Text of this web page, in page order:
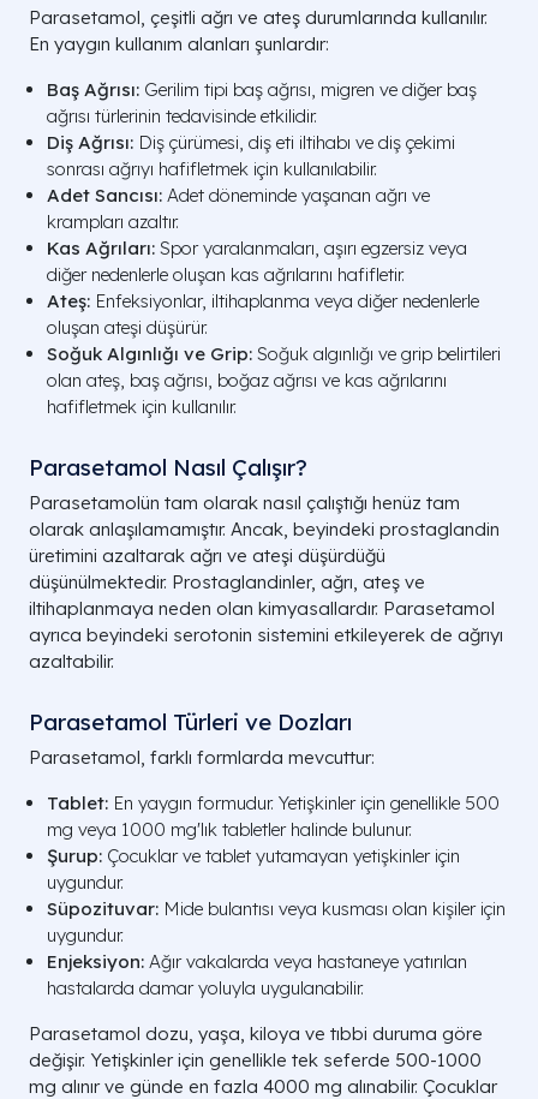
Parasetamol, çeşitli ağrı ve ateş durumlarında kullanılır.
En yaygın kullanım alanları şunlardır:
Baş Ağrısı: Gerilim tipi baş ağrısı, migren ve diğer baş
ağrısı türlerinin tedavisinde etkilidir.
Diş Ağrısı: Diş çürümesi, diş eti iltihabı ve diş çekimi
sonrası ağrıyı hafifletmek için kullanılabilir.
Adet Sancısı: Adet döneminde yaşanan ağrı ve
krampları azaltır.
Kas Ağrıları: Spor yaralanmaları, aşırı egzersiz veya
diğer nedenlerle oluşan kas ağrılarını hafifletir.
Ateş: Enfeksiyonlar, iltihaplanma veya diğer nedenlerle
oluşan ateşi düşürür.
Soğuk Algınlığı ve Grip: Soğuk algınlığı ve grip belirtileri
olan ateş, baş ağrısı, boğaz ağrısı ve kas ağrılarını
hafifletmek için kullanılır.
Parasetamol Nasıl Çalışır?
Parasetamolün tam olarak nasıl çalıştığı henüz tam
olarak anlaşılamamıştır. Ancak, beyindeki prostaglandin
üretimini azaltarak ağrı ve ateşi düşürdüğü
düşünülmektedir. Prostaglandinler, ağrı, ateş ve
iltihaplanmaya neden olan kimyasallardır. Parasetamol
ayrıca beyindeki serotonin sistemini etkileyerek de ağrıyı
azaltabilir.
Parasetamol Türleri ve Dozları
Parasetamol, farklı formlarda mevcuttur:
Tablet: En yaygın formudur. Yetişkinler için genellikle 500
mg veya 1000 mg'lık tabletler halinde bulunur.
Şurup: Çocuklar ve tablet yutamayan yetişkinler için
uygundur.
Süpozituvar: Mide bulantısı veya kusması olan kişiler için
uygundur.
Enjeksiyon: Ağır vakalarda veya hastaneye yatırılan
hastalarda damar yoluyla uygulanabilir.
Parasetamol dozu, yaşa, kiloya ve tıbbi duruma göre
değişir. Yetişkinler için genellikle tek seferde 500-1000
mg alınır ve günde en fazla 4000 mg alınabilir. Çocuklar